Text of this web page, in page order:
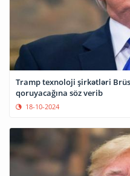
Tramp texnoloji şirkətləri
qoruyacağına söz verib
18-10-2024